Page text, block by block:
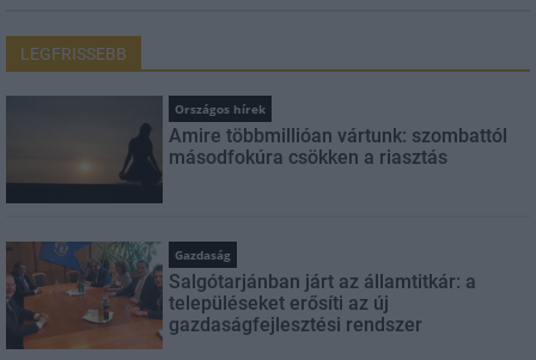
LEGFRISSEBB
Országos hírek
Amire többmillióan vártunk: szombattól
másodfokúra csökken a riasztás
Gazdaság
Salgótarjánban járt az államtitkár: a
településeket erősíti az új
gazdaságfejlesztési rendszer